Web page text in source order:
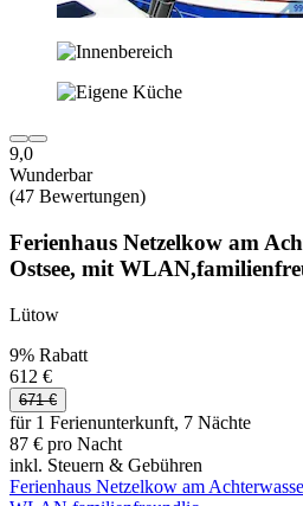
9,0
Wunderbar
(47 Bewertungen)
Ferienhaus Netzelkow am
Ostsee, mit
Lütow
9% Rabatt
612 €
671 €
für 1 Ferienunterkunft, 7 Nächte
87 € pro Nacht
inkl. Steuern & Gebühren
Ferienhaus Netzelkow am